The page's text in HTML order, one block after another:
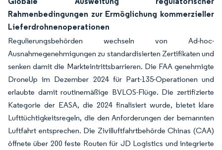
Rahmenbedingungen zur Ermöglichung kommerzieller
Lieferdrohnenoperationen
Regulierungsbehörden wechseln von Ad-hoc-
Ausnahmegenehmigungen zu standardisierten Zertifikaten und
senken damit die Markteintrittsbarrieren. Die FAA genehmigte
DroneUp im Dezember 2024 für Part-135-Operationen und
erlaubte damit routinemäßige BVLOS-Flüge. Die zertifizierte
Kategorie der EASA, die 2024 finalisiert wurde, bietet klare
Lufttüchtigkeitsregeln, die den Anforderungen der bemannten
Luftfahrt entsprechen. Die Zivilluftfahrtbehörde Chinas (CAA)
öffnete über 200 feste Routen für JD Logistics und integrierte